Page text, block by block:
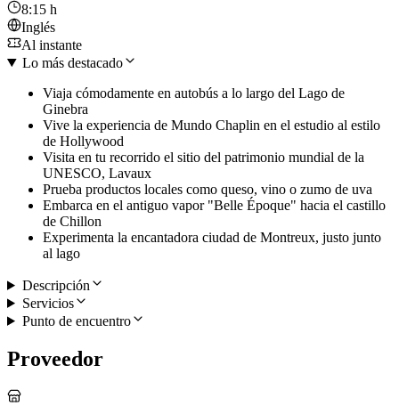
8:15 h
Inglés
Al instante
Lo más destacado
Viaja cómodamente en autobús a lo largo del Lago de
Ginebra
Vive la experiencia de Mundo Chaplin en el estudio al estilo
de Hollywood
Visita en tu recorrido el sitio del patrimonio mundial de la
UNESCO, Lavaux
Prueba productos locales como queso, vino o zumo de uva
Embarca en el antiguo vapor "Belle Époque" hacia el castillo
de Chillon
Experimenta la encantadora ciudad de Montreux, justo junto
al lago
Descripción
Servicios
Punto de encuentro
Proveedor